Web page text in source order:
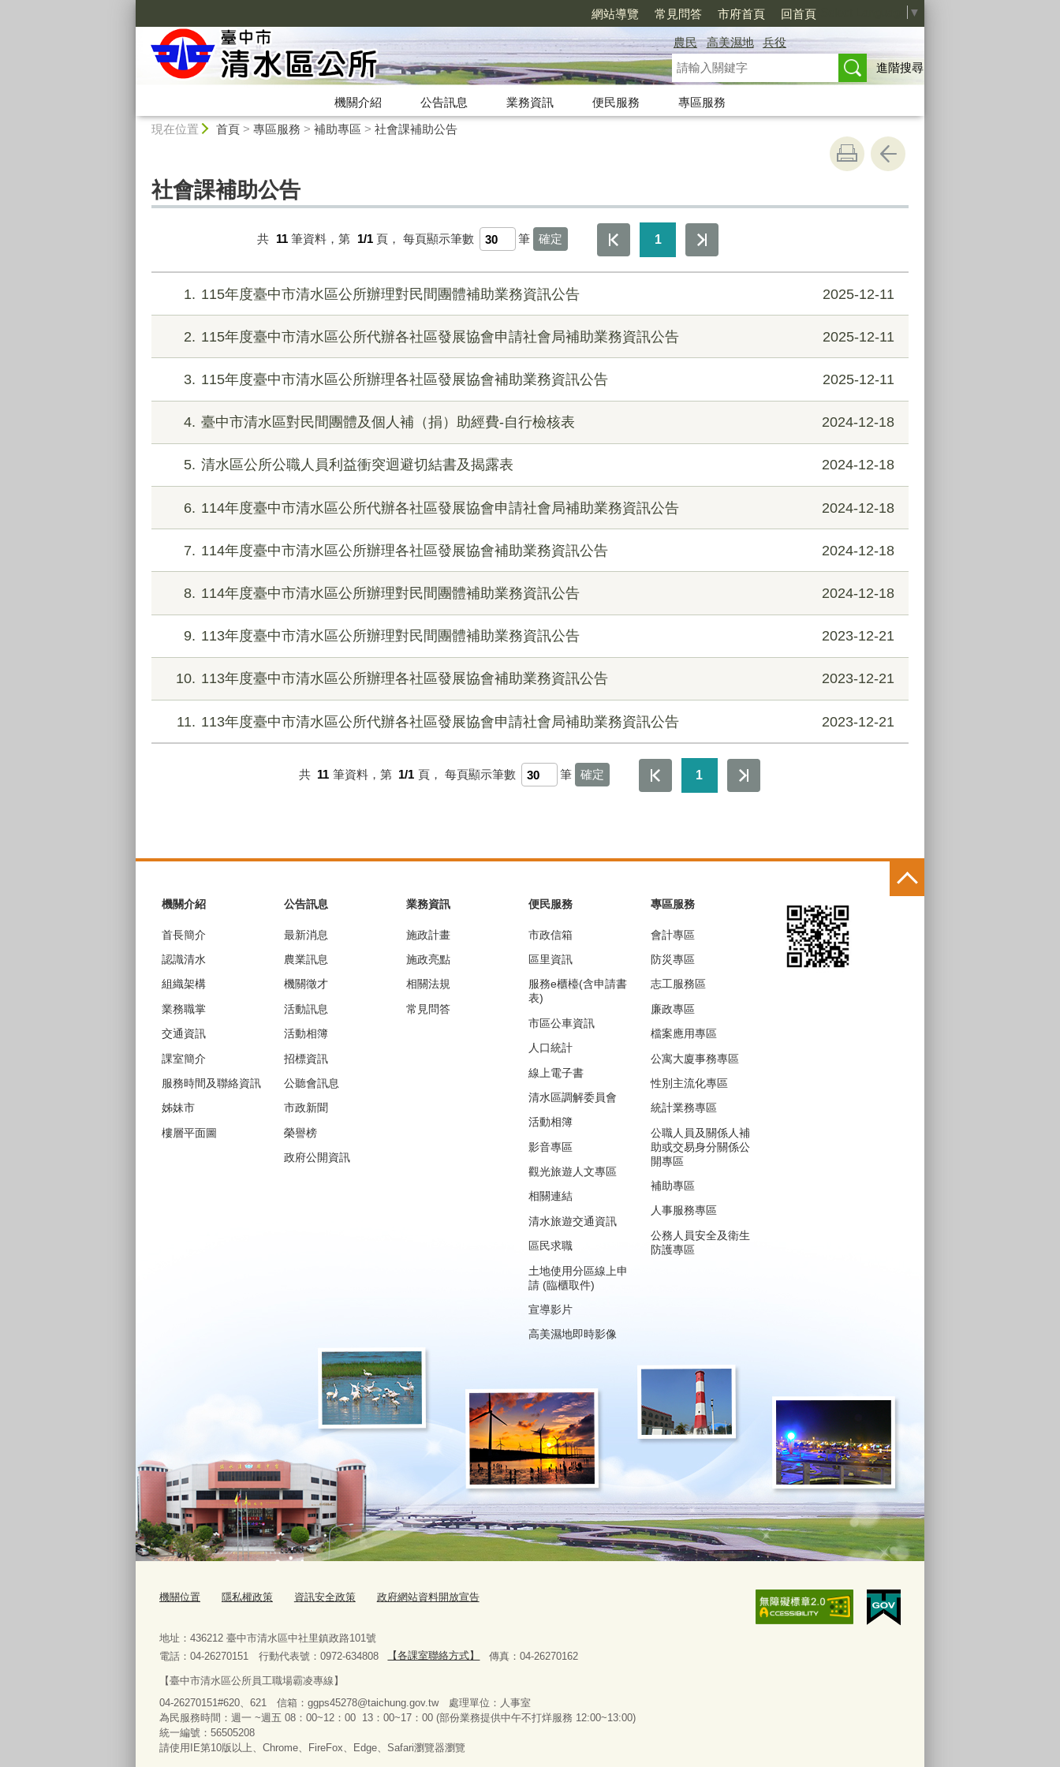
網站導覽 常見問答 市府首頁 回首頁 ▼
農民 高美濕地
兵役
進階搜尋
機關介紹 公告訊息 業務資訊 便民服務
專區服務
現在位置 首頁> 專區服務 > 補助專區 > 社會課補助公告
社會課補助公告
共 11 筆資料，第 1/1 頁， 每頁顯示筆數 筆 1
1 115年度臺中市清水區公所辦理對民間團體補助業務資訊公告 2025-12-11
2 115年度臺中市清水區公所代辦各社區發展協會申請社會局補助業務資訊公告 2025-12-11
3 115年度臺中市清水區公所辦理各社區發展協會補助業務資訊公告 2025-12-11
4 臺中市清水區對民間團體及個人補（捐）助經費-自行檢核表 2024-12-18
5 清水區公所公職人員利益衝突迴避切結書及揭露表 2024-12-18
6 114年度臺中市清水區公所代辦各社區發展協會申請社會局補助業務資訊公告 2024-12-18
7 114年度臺中市清水區公所辦理各社區發展協會補助業務資訊公告 2024-12-18
8 114年度臺中市清水區公所辦理對民間團體補助業務資訊公告 2024-12-18
9 113年度臺中市清水區公所辦理對民間團體補助業務資訊公告 2023-12-21
10 113年度臺中市清水區公所辦理各社區發展協會補助業務資訊公告 2023-12-21
11 113年度臺中市清水區公所代辦各社區發展協會申請社會局補助業務資訊公告 2023-12-21
共 11 筆資料，第 1/1 頁， 每頁顯示筆數 筆 1
機關介紹
首長簡介
認識清水
組織架構
業務職掌
交通資訊
課室簡介
服務時間及聯絡資訊
姊妹市
樓層平面圖
公告訊息
最新消息
農業訊息
機關徵才
活動訊息
活動相簿
招標資訊
公聽會訊息
市政新聞
榮譽榜
政府公開資訊
業務資訊
施政計畫
施政亮點
相關法規
常見問答
便民服務
市政信箱
區里資訊
服務e櫃檯(含申請書
表)
市區公車資訊
人口統計
線上電子書
清水區調解委員會
活動相簿
影音專區
觀光旅遊人文專區
相關連結
清水旅遊交通資訊
區民求職
土地使用分區線上申
請 (臨櫃取件)
宣導影片
高美濕地即時影像
專區服務
會計專區
防災專區
志工服務區
廉政專區
檔案應用專區
公寓大廈事務專區
性別主流化專區
統計業務專區
公職人員及關係人補
助或交易身分關係公
開專區
補助專區
人事服務專區
公務人員安全及衛生
防護專區
機關位置 隱私權政策 資訊安全政策 政府網站資料開放宣告
地址：436212 臺中市清水區中社里鎮政路101號
電話：04-26270151 行動代表號：0972-634808
【各課室聯絡方式】 傳真：04-26270162
【臺中市清水區公所員工職場霸凌專線】
04-26270151#620、621 信箱：ggps45278@taichung.gov.tw 處理單位：人事室
為民服務時間：週一 ~週五 08：00~12：00 13：00~17：00 (部份業務提供中午不打烊服務 12:00~13:00)
統一編號：56505208
請使用IE第10版以上、Chrome、FireFox、Edge、Safari瀏覽器瀏覽